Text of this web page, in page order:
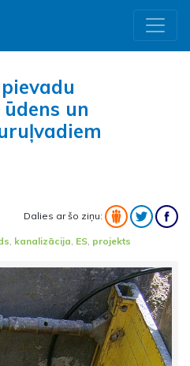
un
Dalies ar šo ziņu:
kanalizācija ES projekts